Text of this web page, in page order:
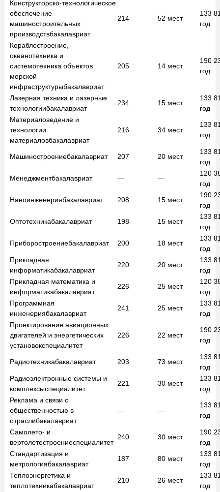
Конструкторско-технологическое
обеспечение
машиностроительных
производствбакалавриат
214 52 мест
133
год
Кораблестроение,
океанотехника и
системотехника объектов
морской
инфраструктурыбакалавриат
205 14 мест
190
год
Лазерная техника и лазерные
технологиибакалавриат
234 15 мест
133
год
Материаловедение и
технологии
материаловбакалавриат
216 34 мест
133
год
Машиностроениебакалавриат 207 20 мест
133
год
Менеджментбакалавриат — —
120
год
Наноинженериябакалавриат 208 15 мест
190
год
Оптотехникабакалавриат 198 15 мест
133
год
Приборостроениебакалавриат 200 18 мест
133
год
Прикладная
информатикабакалавриат
220 20 мест
133
год
Прикладная математика и
информатикабакалавриат
226 25 мест
120
год
Программная
инженериябакалавриат
241 25 мест
133
год
Проектирование авиационных
двигателей и энергетических
установокспециалитет
226 22 мест
190
год
Радиотехникабакалавриат 203 73 мест
133
год
Радиоэлектронные системы и
комплексыспециалитет
221 30 мест
133
год
Реклама и связи с
общественностью в
отраслибакалавриат
— —
133
год
Самолето- и
вертолетостроениеспециалитет
240 30 мест
190
год
Стандартизация и
метрологиябакалавриат
187 80 мест
133
год
Теплоэнергетика и
теплотехникабакалавриат
210 26 мест
133
год